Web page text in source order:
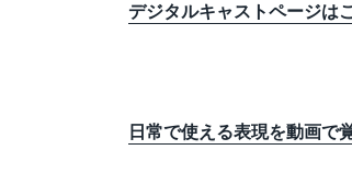
デジタルキャストページは
日常で使える表現を動画で